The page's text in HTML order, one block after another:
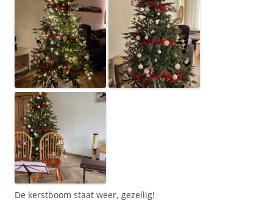
De kerstboom staat weer, gezellig!